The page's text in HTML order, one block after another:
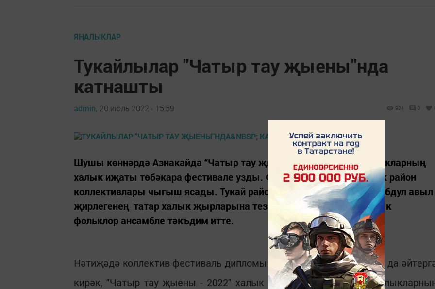
ЯҢАЛЫКЛАР
Тукайлылар "Чатыр тау җыены"нда
катнашты
admin, 20 июль 2022 - 15:59 904 0
Шушы көннәрдә Азнакайда “Чатыр тау җыены – 2022” төрки халыкларның
халык иҗаты төбәкара фестивале узды. Фестивальдә 40тан артык район
коллективлары чыгыш ясады. Тукай районын әлеге чарада Иске Абдул авыл
җирлегенең татар халык җырларына тезмә белән “Асыльяр» халык
фольклор ансамбле тәкъдим итте.
Нәтиҗәдә коллектив фестиваль дипломы белән бүләкләнде. Шуны да
кирәк, "Чатыр тау җыены - 2022" халык традицияләрен, төрки